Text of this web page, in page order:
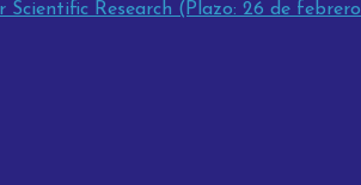
Research (Plazo: 26 de febrero